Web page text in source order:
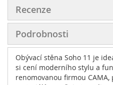
Recenze
Podrobnosti
Obývací stěna Soho 11 je
si cení moderního stylu a
renomovanou firmou